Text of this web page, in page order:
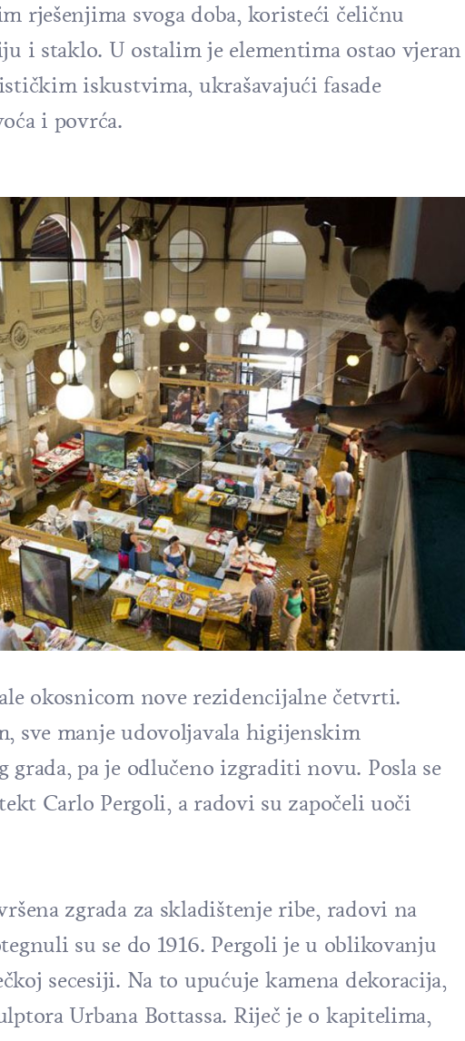
rješenjima svoga doba, koristeći čeličnu
i staklo. U ostalim je elementima ostao vjeran
iskustvima, ukrašavajući fasade
i povrća.
okosnicom nove rezidencijalne četvrti.
sve manje udovoljavala higijenskim
grada, pa je odlučeno izgraditi novu. Posla se
Carlo Pergoli, a radovi su započeli uoči
zgrada za skladištenje ribe, radovi na
su se do 1916. Pergoli je u oblikovanju
secesiji. Na to upućuje kamena dekoracija,
Urbana Bottassa. Riječ je o kapitelima,